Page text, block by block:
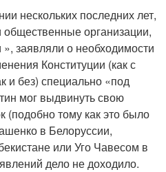
нескольких последних лет,
общественные организации,
заявляли о необходимости
Конституции (как с
без) специально «под
мог выдвинуть свою
(подобно тому как это было
в Белоруссии,
или Уго Чавесом в
дело не доходило.